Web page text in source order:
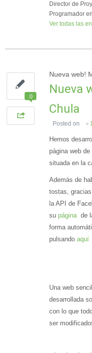
Director de
Programador
Ver todas las
0
Nueva web!
Nueva
Chula
Posted on
Hemos
página web
situada en la
Además de
tostas,
la API de
su página de
forma
pulsando aquí
Una web
desarrollada
con lo que
ser